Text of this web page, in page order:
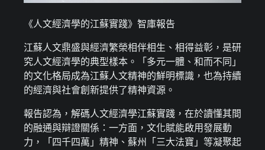
《人文經濟學的江蘇實踐》智庫報告
江蘇人文鼎盛與經濟繁榮相伴相生、相得益彰，是研
究人文經濟學的典型樣本。「多元一體、和而不同」
的文化格局成為江蘇人文精神的鮮明標識，也為持續
的經濟與社會創新提供了精神資源。
報告認為，解碼人文經濟學江蘇實踐，在於讀懂其間
的融通與辯證關係：一方面，文化賦能啟用發展動
力，「四千四萬」精神、蘇州「三大法寶」等凝聚起